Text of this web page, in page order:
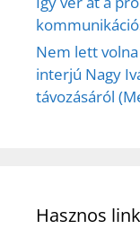
Nem lett volna
interjú Nagy
távozásáról
Hasznos